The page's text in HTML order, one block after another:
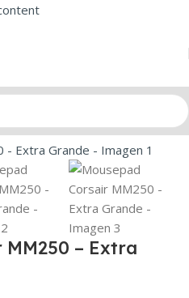
– Extra